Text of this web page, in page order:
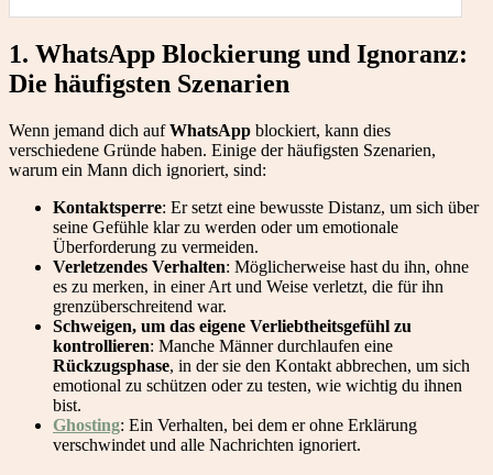
1. WhatsApp Blockierung und Ignoranz:
Die häufigsten Szenarien
Wenn jemand dich aufWhatsApp blockiert, kann dies
verschiedene Gründe haben. Einige der häufigsten Szenarien,
warum ein Mann dich ignoriert, sind:
Kontaktsperre: Er setzt eine bewusste Distanz, um sich über
seine Gefühle klar zu werden oder um emotionale
Überforderung zu vermeiden.
Verletzendes Verhalten: Möglicherweise hast du ihn, ohne
es zu merken, in einer Art und Weise verletzt, die für ihn
grenzüberschreitend war.
Schweigen, um das eigene Verliebtheitsgefühl zu
kontrollieren: Manche Männer durchlaufen eine
Rückzugsphase, in der sie den Kontakt abbrechen, um sich
emotional zu schützen oder zu testen, wie wichtig du ihnen
bist.
Ghosting: Ein Verhalten, bei dem er ohne Erklärung
verschwindet und alle Nachrichten ignoriert.